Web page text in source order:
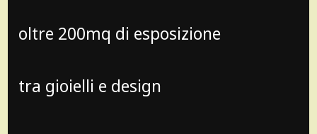
oltre 200mq di esposizione
tra gioielli e design